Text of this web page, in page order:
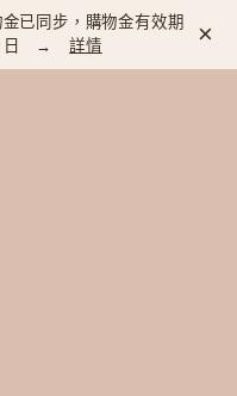
已同步，購物金有效期
1 日 →詳情 ×